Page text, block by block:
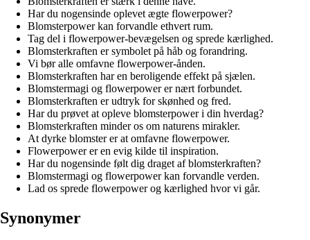
Har du nogensinde oplevet ægte flowerpower?
Blomsterpower kan forvandle ethvert rum.
Tag del i flowerpower-bevægelsen og sprede kærlighed.
Blomsterkraften er symbolet på håb og forandring.
Vi bør alle omfavne flowerpower-ånden.
Blomsterkraften har en beroligende effekt på sjælen.
Blomstermagi og flowerpower er nært forbundet.
Blomsterkraften er udtryk for skønhed og fred.
Har du prøvet at opleve blomsterpower i din hverdag?
Blomsterkraften minder os om naturens mirakler.
At dyrke blomster er at omfavne flowerpower.
Flowerpower er en evig kilde til inspiration.
Har du nogensinde følt dig draget af blomsterkraften?
Blomstermagi og flowerpower kan forvandle verden.
Lad os sprede flowerpower og kærlighed hvor vi går.
Synonymer